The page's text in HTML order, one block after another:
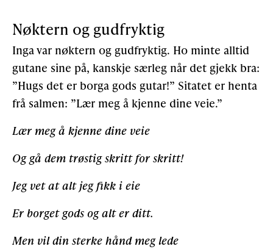
Nøktern og gudfryktig
Inga var nøktern og gudfryktig. Ho minte alltid
gutane sine på, kanskje særleg når det gjekk bra:
”Hugs det er borga gods gutar!” Sitatet er henta
frå salmen: ”Lær meg å kjenne dine veie.”
Lær meg å kjenne dine veie
Og gå dem trøstig skritt for skritt!
Jeg vet at alt jeg fikk i eie
Er borget gods og alt er ditt.
Men vil din sterke hånd meg lede